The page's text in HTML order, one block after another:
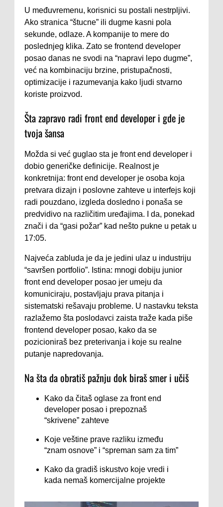
U međuvremenu, korisnici su postali nestrpljivi.
Ako stranica “štucne” ili dugme kasni pola
sekunde, odlaze. A kompanije to mere do
poslednjeg klika. Zato se frontend developer
posao danas ne svodi na “napravi lepo dugme”,
već na kombinaciju brzine, pristupačnosti,
optimizacije i razumevanja kako ljudi stvarno
koriste proizvod.
Šta zapravo radi front end developer i gde je
tvoja šansa
Možda si već guglao sta je front end developer i
dobio generičke definicije. Realnost je
konkretnija: front end developer je osoba koja
pretvara dizajn i poslovne zahteve u interfejs koji
radi pouzdano, izgleda dosledno i ponaša se
predvidivo na različitim uređajima. I da, ponekad
znači i da “gasi požar” kad nešto pukne u petak u
17:05.
Najveća zabluda je da je jedini ulaz u industriju
“savršen portfolio”. Istina: mnogi dobiju junior
front end developer posao jer umeju da
komuniciraju, postavljaju prava pitanja i
sistematski rešavaju probleme. U nastavku teksta
razlažemo šta poslodavci zaista traže kada piše
frontend developer posao, kako da se
pozicioniraš bez preterivanja i koje su realne
putanje napredovanja.
Na šta da obratiš pažnju dok biraš smer i učiš
Kako da čitaš oglase za front end
developer posao i prepoznaš
“skrivene” zahteve
Koje veštine prave razliku između
“znam osnove” i “spreman sam za tim”
Kako da gradiš iskustvo koje vredi i
kada nemaš komercijalne projekte